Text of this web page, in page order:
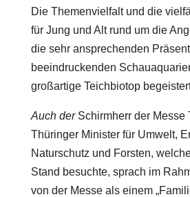
Die Themenvielfalt und die
für Jung und Alt rund um die
die sehr ansprechenden
beeindruckenden
großartige Teichbiotop
Auch derSchirmherr der Messe
Thüringer Minister für Umwelt,
Naturschutz und Forsten,
Stand besuchte, sprach im
von der Messe als einem